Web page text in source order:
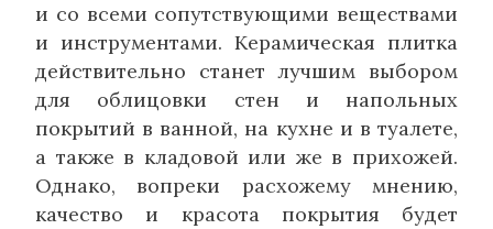
и со всеми сопутствующими веществами
и инструментами. Керамическая плитка
действительно станет лучшим выбором
для облицовки стен и напольных
покрытий в ванной, на кухне и в туалете,
а также в кладовой или же в прихожей.
Однако, вопреки расхожему мнению,
качество и красота покрытия будет